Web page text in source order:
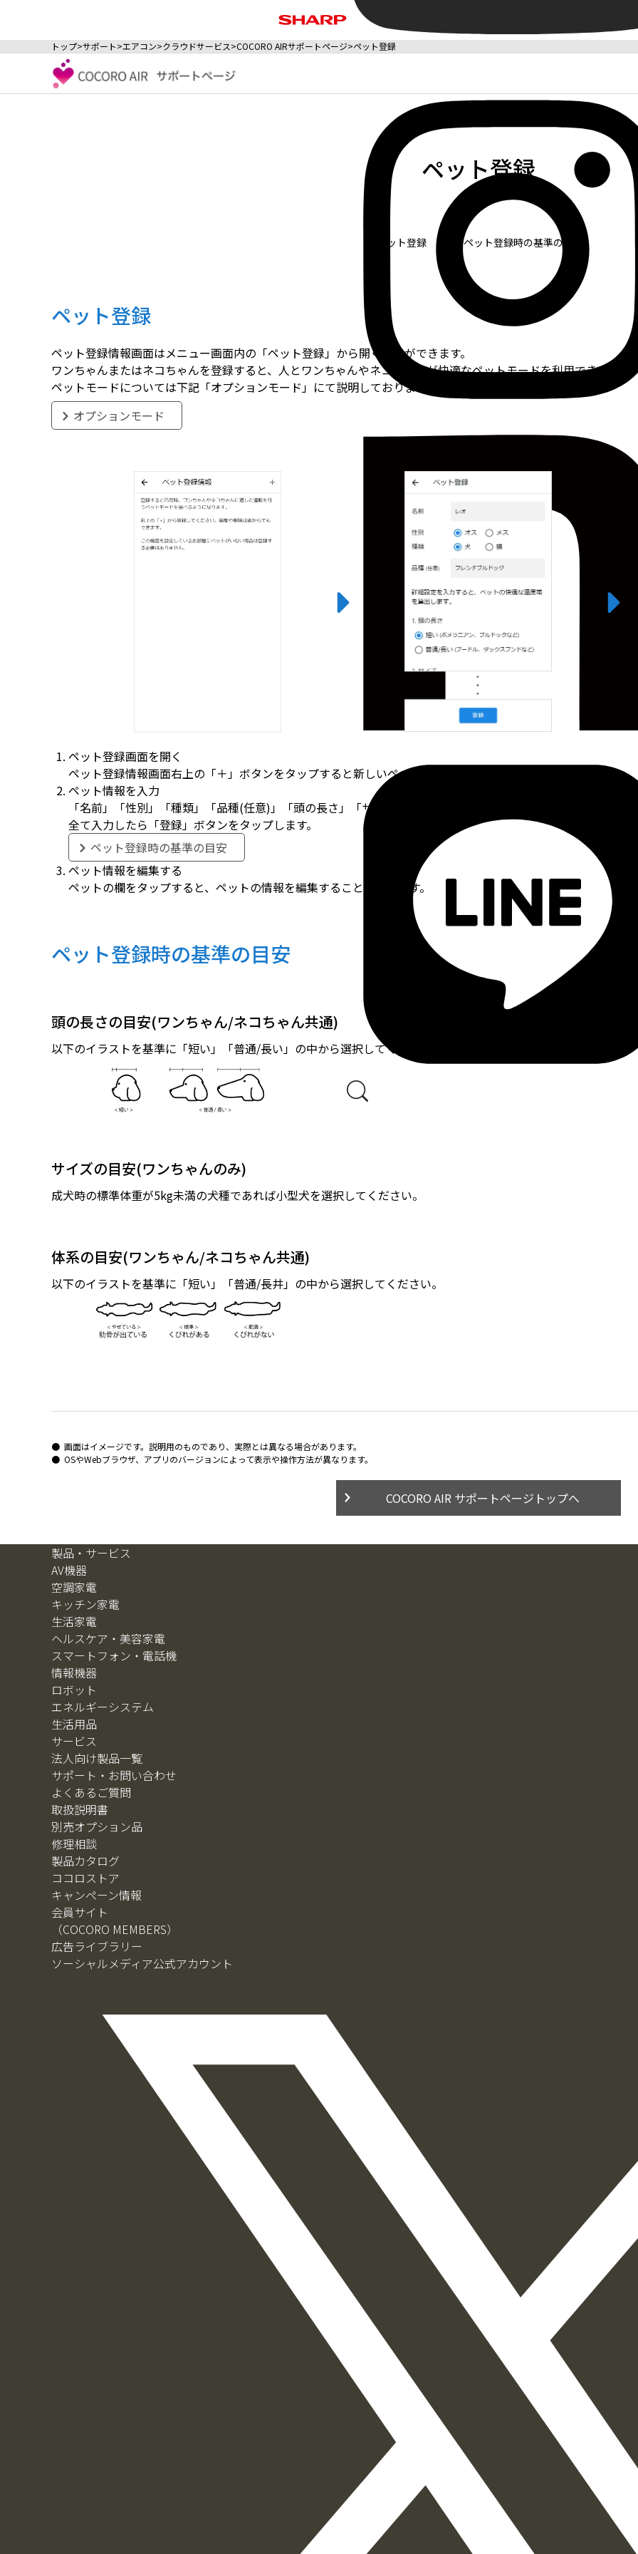
トップ サポート エアコン クラウドサービス COCORO AIRサポートページ ペット登録
ペット登録
ペット登録 ペット登録時の基準の目安
ペット登録
ペット登録情報画面はメニュー画面内の「ペット登録」から開くことができます。
ワンちゃんまたはネコちゃんを登録すると、人とワンちゃんやネコちゃんが快適なペットモードを利用できます。
ペットモードについては下記「オプションモード」にて説明しておりますのでご確認ください。
オプションモード
ペット登録画面を開く
ペット登録情報画面右上の「＋」ボタンをタップすると新しいペットの登録画面を開きます。
ペット情報を入力
「名前」「性別」「種類」「品種(任意)」「頭の長さ」「サイズ」「毛の長さ」「体系」「年齢」を入力します
全て入力したら「登録」ボタンをタップします。
ペット登録時の基準の目安
ペット情報を編集する
ペットの欄をタップすると、ペットの情報を編集することができます。
ペット登録時の基準の目安
頭の長さの目安(ワンちゃん/ネコちゃん共通)
以下のイラストを基準に「短い」「普通/長い」の中から選択してください。
サイズの目安(ワンちゃんのみ)
成犬時の標準体重が5kg未満の犬種であれば小型犬を選択してください。
体系の目安(ワンちゃん/ネコちゃん共通)
以下のイラストを基準に「短い」「普通/長井」の中から選択してください。
画面はイメージです。説明用のものであり、実際とは異なる場合があります。
OSやWebブラウザ、アプリのバージョンによって表示や操作方法が異なります。
COCORO AIR サポートページトップへ
製品・サービス
AV機器
空調家電
キッチン家電
生活家電
ヘルスケア・美容家電
スマートフォン・電話機
情報機器
ロボット
エネルギーシステム
生活用品
サービス
法人向け製品一覧
サポート・お問い合わせ
よくあるご質問
取扱説明書
別売オプション品
修理相談
製品カタログ
ココロストア
キャンペーン情報
会員サイト
（COCORO MEMBERS）
広告ライブラリー
ソーシャルメディア公式アカウント